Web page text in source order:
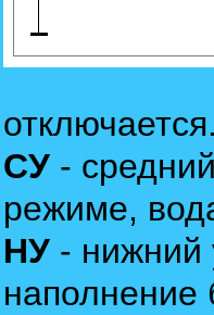
СУ -
режиме,
НУ - нижний
наполнение